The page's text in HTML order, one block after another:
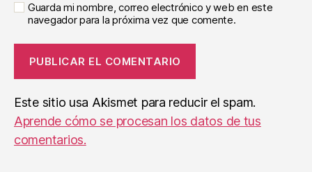
Guarda mi nombre, correo electrónico y web en este
navegador para la próxima vez que comente.
Este sitio usa Akismet para reducir el spam.
Aprende cómo se procesan los datos de tus
comentarios.